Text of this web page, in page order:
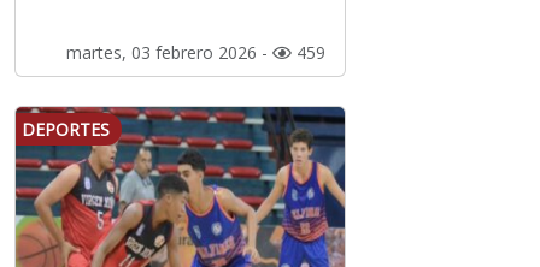
martes, 03 febrero 2026 - 459
DEPORTES